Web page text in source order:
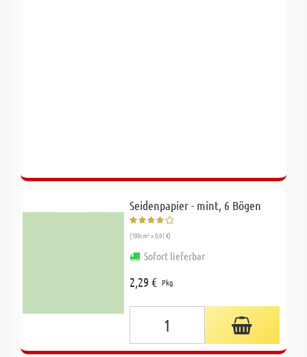
Seidenpapier - mint, 6 Bögen
(100cm² = 0,01 €)
Sofort lieferbar
2,29 € Pkg.